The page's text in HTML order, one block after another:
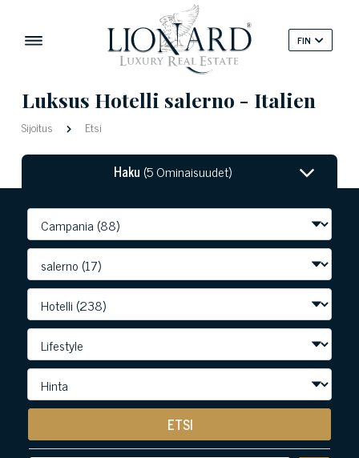
FIN
Luksus Hotelli salerno - Italien
Sijoitus Etsi
Haku (5 Ominaisuudet)
ETSI